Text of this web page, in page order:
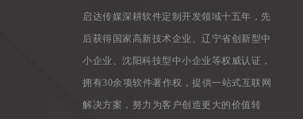
启达传媒深耕软件定制开发领域十五年，先
后获得国家高新技术企业、辽宁省创新型中
小企业、沈阳科技型中小企业等权威认证，
拥有30余项软件著作权，提供一站式互联网
解决方案，努力为客户创造更大的价值转